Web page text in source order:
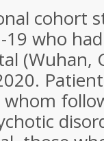
cohort
who
(Wuhan,